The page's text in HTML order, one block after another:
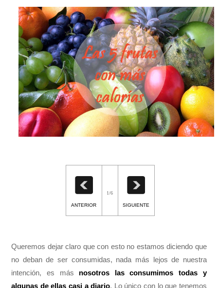
ANTERIOR
1/6
SIGUIENTE
Queremos dejar claro que con esto no estamos diciendo que
no deban de ser consumidas, nada más lejos de nuestra
intención, es más nosotros las consumimos todas y
algunas de ellas casi a diario. Lo único con lo que tenemos